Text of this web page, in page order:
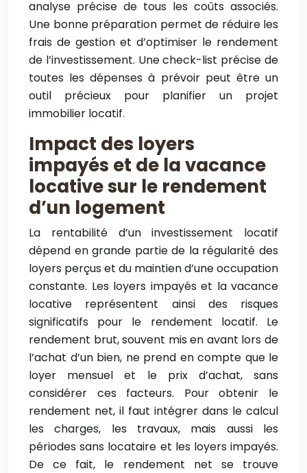
analyse précise de tous les coûts associés.
Une bonne préparation permet de réduire les
frais de gestion et d’optimiser le rendement
de l’investissement. Une check-list précise de
toutes les dépenses à prévoir peut être un
outil précieux pour planifier un projet
immobilier locatif.
Impact des loyers
impayés et de la vacance
locative sur le rendement
d’un logement
La rentabilité d’un investissement locatif
dépend en grande partie de la régularité des
loyers perçus et du maintien d’une occupation
constante. Les loyers impayés et la vacance
locative représentent ainsi des risques
significatifs pour le rendement locatif. Le
rendement brut, souvent mis en avant lors de
l’achat d’un bien, ne prend en compte que le
loyer mensuel et le prix d’achat, sans
considérer ces facteurs. Pour obtenir le
rendement net, il faut intégrer dans le calcul
les charges, les travaux, mais aussi les
périodes sans locataire et les loyers impayés.
De ce fait, le rendement net se trouve